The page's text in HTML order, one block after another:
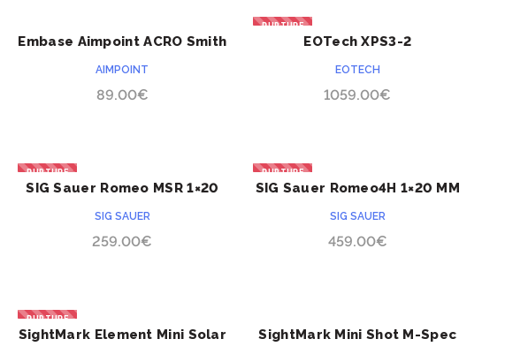
ACHETER
Embase Aimpoint ACRO Smith
AIMPOINT
89.00€
RUPTURE
ACHETER
EOTech XPS3-2
EOTECH
1059.00€
RUPTURE
ACHETER
SIG Sauer Romeo MSR 1×20
SIG SAUER
259.00€
RUPTURE
ACHETER
SIG Sauer Romeo4H 1×20 MM
SIG SAUER
459.00€
RUPTURE
ACHETER
SightMark Element Mini Solar ACHETER
SightMark Mini Shot M-Spec